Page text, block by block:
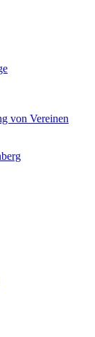
von Vereinen